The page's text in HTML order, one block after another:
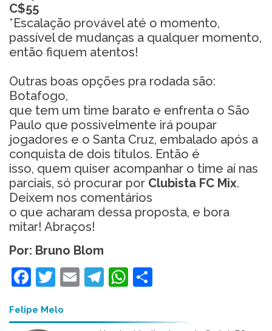
C$55
*Escalação provável até o momento,
passível de mudanças a qualquer momento,
então fiquem atentos!
Outras boas opções pra rodada são:
Botafogo,
que tem um time barato e enfrenta o São
Paulo que possivelmente irá poupar
jogadores e o Santa Cruz, embalado após a
conquista de dois títulos. Então é
isso, quem quiser acompanhar o time aí nas
parciais, só procurar por Clubista FC Mix.
Deixem nos comentários
o que acharam dessa proposta, e bora
mitar! Abraços!
Por: Bruno Blom
Facebook
Twitter
EmailTelegram
WhatsApp
Felipe Melo